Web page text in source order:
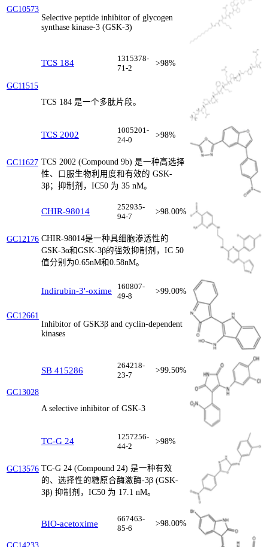
GC10573
Selective peptide inhibitor of glycogen
synthase kinase-3 (GSK-3)
GC11515
TCS 184
1315378-
71-2
>98%
TCS 184 是一个多肽片段。
GC11627
TCS 2002
1005201-
24-0
>98%
TCS 2002 (Compound 9b) 是一种高选择
性、口服生物利用度和有效的 GSK-
3β；抑制剂，IC50 为 35 nM。
GC12176
CHIR-98014
252935-
94-7
>98.00%
CHIR-98014是一种具细胞渗透性的
GSK-3α和GSK-3β的强效抑制剂，IC 50
值分别为0.65nM和0.58nM。
GC12661
Indirubin-3'-oxime
160807-
49-8
>99.00%
Inhibitor of GSK3β and cyclin-dependent
kinases
GC13028
SB 415286
264218-
23-7
>99.50%
A selective inhibitor of GSK-3
GC13576
TC-G 24
1257256-
44-2
>98%
TC-G 24 (Compound 24) 是一种有效
的、选择性的糖原合酶激酶-3β (GSK-
3β) 抑制剂，IC50 为 17.1 nM。
BIO-acetoxime
667463-
85-6
>98.00%